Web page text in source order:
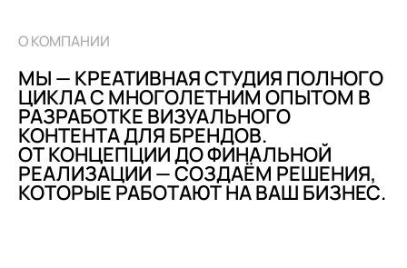
О КОМПАНИИ
МЫ — КРЕАТИВНАЯ СТУДИЯ ПОЛНОГО
ЦИКЛА С МНОГОЛЕТНИМ ОПЫТОМ В
РАЗРАБОТКЕ ВИЗУАЛЬНОГО
КОНТЕНТА ДЛЯ БРЕНДОВ.
ОТ КОНЦЕПЦИИ ДО ФИНАЛЬНОЙ
РЕАЛИЗАЦИИ — СОЗДАЁМ РЕШЕНИЯ,
КОТОРЫЕ РАБОТАЮТ НА ВАШ БИЗНЕС.